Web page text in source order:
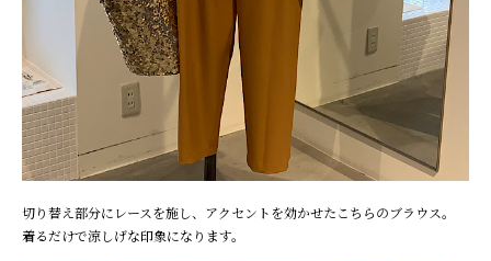
切り替え部分にレースを施し、アクセントを効かせたこちらのブラウス。
着るだけで涼しげな印象になります。